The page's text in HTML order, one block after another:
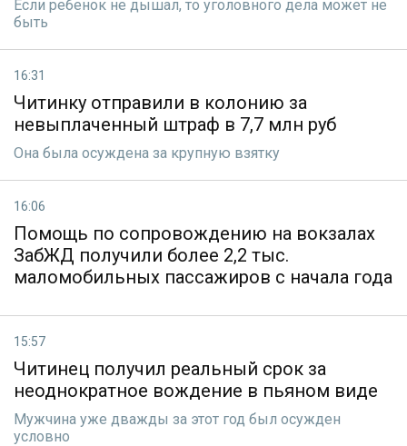
Если ребенок не дышал, то уголовного дела может не
быть
16:31
Читинку отправили в колонию за
невыплаченный штраф в 7,7 млн руб
Она была осуждена за крупную взятку
16:06
Помощь по сопровождению на вокзалах
ЗабЖД получили более 2,2 тыс.
маломобильных пассажиров с начала года
15:57
Читинец получил реальный срок за
неоднократное вождение в пьяном виде
Мужчина уже дважды за этот год был осужден
условно